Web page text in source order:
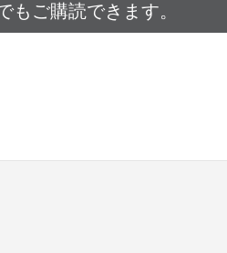
もご購読できます。